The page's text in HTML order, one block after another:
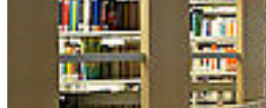
Geschichte, Philosophie
Caspar David Friedrich Institut
Historisches Institut